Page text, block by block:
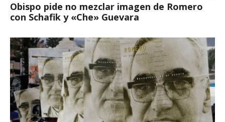
Obispo pide no mezclar imagen de Romero
con Schafik y «Che» Guevara